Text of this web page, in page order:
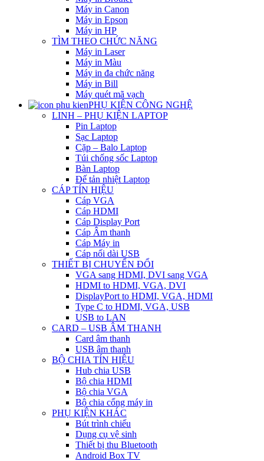
Máy in Canon
Máy in Epson
Máy in HP
TÌM THEO CHỨC NĂNG
Máy in Laser
Máy in Màu
Máy in đa chức năng
Máy in Bill
Máy quét mã vạch
PHỤ KIỆN CÔNG NGHỆ
LINH – PHỤ KIỆN LAPTOP
Pin Laptop
Sạc Laptop
Cặp – Balo Laptop
Túi chống sốc Laptop
Bàn Laptop
Đế tản nhiệt Laptop
CÁP TÍN HIỆU
Cáp VGA
Cáp HDMI
Cáp Display Port
Cáp Âm thanh
Cáp Máy in
Cáp nối dài USB
THIẾT BỊ CHUYỂN ĐỔI
VGA sang HDMI, DVI sang VGA
HDMI to HDMI, VGA, DVI
DisplayPort to HDMI, VGA, HDMI
Type C to HDMI, VGA, USB
USB to LAN
CARD – USB ÂM THANH
Card âm thanh
USB âm thanh
BỘ CHIA TÍN HIỆU
Hub chia USB
Bộ chia HDMI
Bộ chia VGA
Bộ chia cổng máy in
PHỤ KIỆN KHÁC
Bút trình chiếu
Dụng cụ vệ sinh
Thiết bị thu Bluetooth
Android Box TV